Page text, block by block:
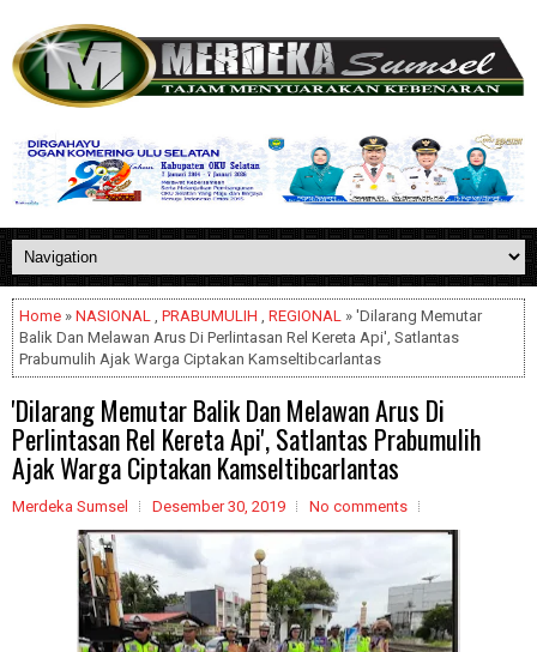
Home » NASIONAL , PRABUMULIH , REGIONAL » 'Dilarang Memutar
Balik Dan Melawan Arus Di Perlintasan Rel Kereta Api', Satlantas
Prabumulih Ajak Warga Ciptakan Kamseltibcarlantas
'Dilarang Memutar Balik Dan Melawan Arus Di
Perlintasan Rel Kereta Api', Satlantas Prabumulih
Ajak Warga Ciptakan Kamseltibcarlantas
Merdeka Sumsel Desember 30, 2019 No comments